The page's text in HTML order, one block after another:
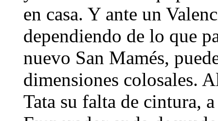
en casa. Y ante un
dependiendo de lo que
nuevo San Mamés,
dimensiones colosales.
Tata su falta de cintura,